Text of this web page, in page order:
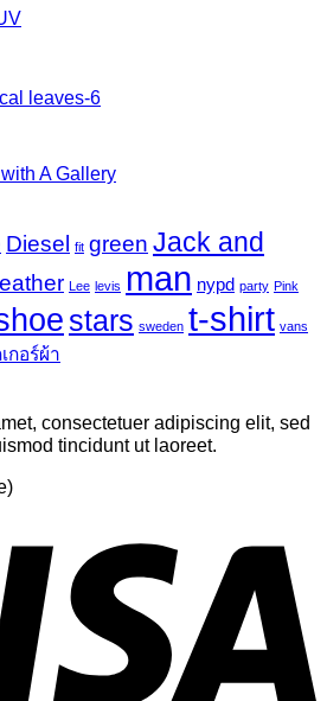
บน
นวาส
ไม่มี
บน
ไว
leaves-6ไม่มี
mural-
tropical
leaves-
A Galleryไม่มี
เห็น
บน
Just
another
post
Diesel fit green Jack and
leather Lee levis man nypd party Pink
stars sweden t-shirt vans
กอร์ผ้า
consectetuer adipiscing elit, sed
tincidunt ut laoreet.